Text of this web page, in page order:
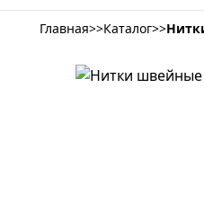
Главная>>Каталог>>